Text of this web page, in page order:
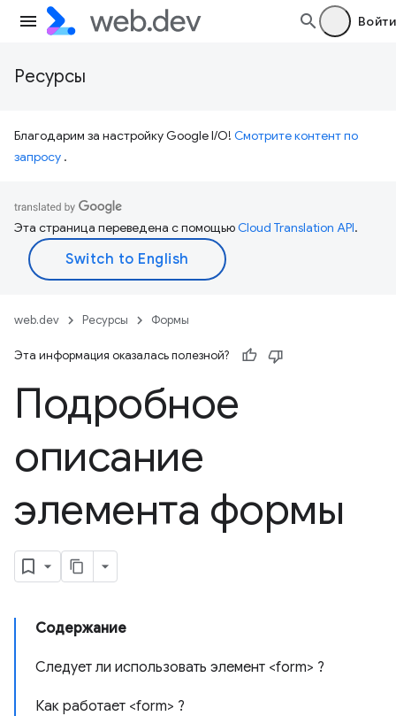
Войти
Ресурсы
Благодарим за настройку Google I/O! Смотрите контент по
запросу .
Эта страница переведена с помощьюCloud Translation API.
web.dev Ресурсы Формы
Эта информация оказалась полезной?
Подробное
описание
элемента формы
Содержание
Следует ли использовать элемент <form> ?
Как работает <form> ?